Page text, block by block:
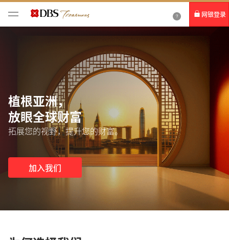
网银登录
个人网银
植根亚洲，
放眼全球财富
拓展您的视野，提升您的财富。
加入我们